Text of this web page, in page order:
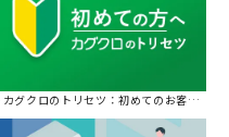
カグクロのトリセツ：初めてのお客様はこちら。